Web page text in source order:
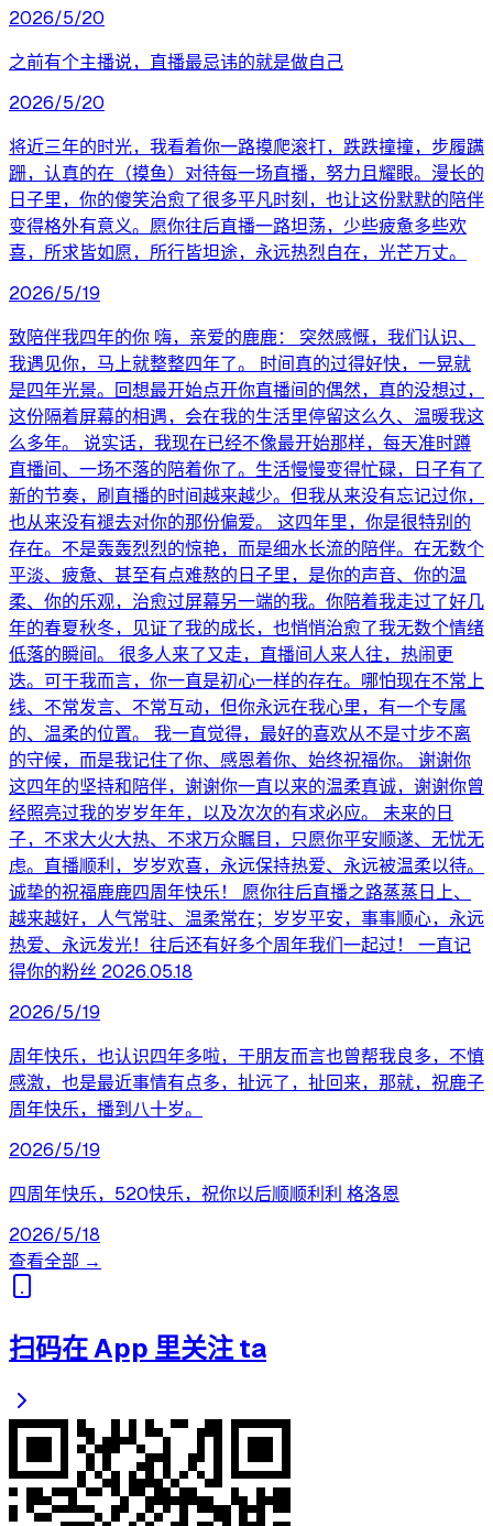
2026/5/20
之前有个主播说，直播最忌讳的就是做自己
2026/5/20
将近三年的时光，我看着你一路摸爬滚打，跌跌撞撞，步履蹒
跚，认真的在（摸鱼）对待每一场直播，努力且耀眼。漫长的
日子里，你的傻笑治愈了很多平凡时刻，也让这份默默的陪伴
变得格外有意义。愿你往后直播一路坦荡，少些疲惫多些欢
喜，所求皆如愿，所行皆坦途，永远热烈自在，光芒万丈。
2026/5/19
致陪伴我四年的你 嗨，亲爱的鹿鹿： 突然感慨，我们认识、
我遇见你，马上就整整四年了。 时间真的过得好快，一晃就
是四年光景。回想最开始点开你直播间的偶然，真的没想过，
这份隔着屏幕的相遇，会在我的生活里停留这么久、温暖我这
么多年。 说实话，我现在已经不像最开始那样，每天准时蹲
直播间、一场不落的陪着你了。生活慢慢变得忙碌，日子有了
新的节奏，刷直播的时间越来越少。但我从来没有忘记过你，
也从来没有褪去对你的那份偏爱。 这四年里，你是很特别的
存在。不是轰轰烈烈的惊艳，而是细水长流的陪伴。在无数个
平淡、疲惫、甚至有点难熬的日子里，是你的声音、你的温
柔、你的乐观，治愈过屏幕另一端的我。你陪着我走过了好几
年的春夏秋冬，见证了我的成长，也悄悄治愈了我无数个情绪
低落的瞬间。 很多人来了又走，直播间人来人往，热闹更
迭。可于我而言，你一直是初心一样的存在。哪怕现在不常上
线、不常发言、不常互动，但你永远在我心里，有一个专属
的、温柔的位置。 我一直觉得，最好的喜欢从不是寸步不离
的守候，而是我记住了你、感恩着你、始终祝福你。 谢谢你
这四年的坚持和陪伴，谢谢你一直以来的温柔真诚，谢谢你曾
经照亮过我的岁岁年年，以及次次的有求必应。 未来的日
子，不求大火大热、不求万众瞩目，只愿你平安顺遂、无忧无
虑。直播顺利，岁岁欢喜，永远保持热爱、永远被温柔以待。
诚挚的祝福鹿鹿四周年快乐！ 愿你往后直播之路蒸蒸日上、
越来越好，人气常驻、温柔常在；岁岁平安，事事顺心，永远
热爱、永远发光！往后还有好多个周年我们一起过！ 一直记
得你的粉丝 2026.05.18
2026/5/19
周年快乐，也认识四年多啦，于朋友而言也曾帮我良多，不慎
感激，也是最近事情有点多，扯远了，扯回来，那就，祝鹿子
周年快乐，播到八十岁。
2026/5/19
四周年快乐，520快乐，祝你以后顺顺利利 格洛恩
2026/5/18
查看全部 →
扫码在 App 里关注 ta